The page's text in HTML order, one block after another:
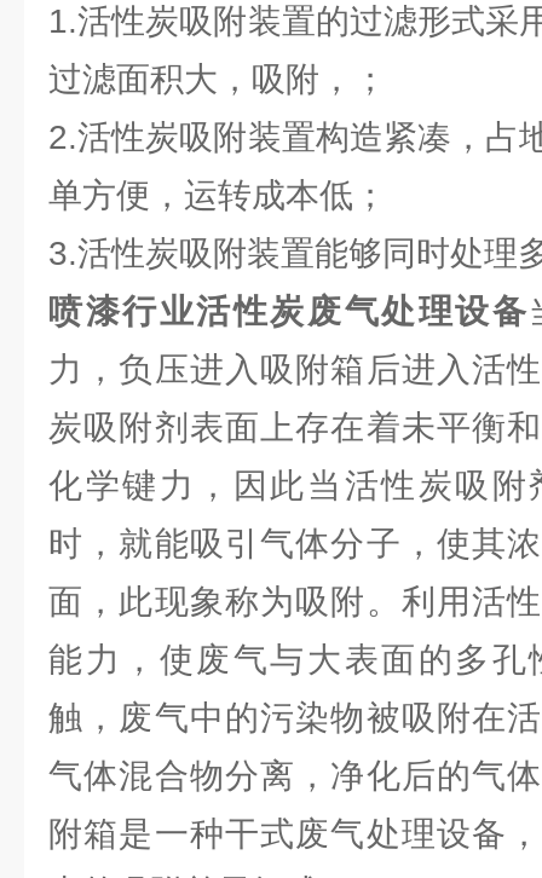
1.活性炭吸附装置的过滤形式采
过滤面积大，吸附，；
2.活性炭吸附装置构造紧凑，占
单方便，运转成本低；
3.活性炭吸附装置能够同时处理
喷漆行业活性炭废气处理设备
力，负压进入吸附箱后进入活
炭吸附剂表面上存在着未平衡
化学键力，因此当活性炭吸附
时，就能吸引气体分子，使其
面，此现象称为吸附。利用活
能力，使废气与大表面的多孔
触，废气中的污染物被吸附在
气体混合物分离，净化后的气
附箱是一种干式废气处理设备